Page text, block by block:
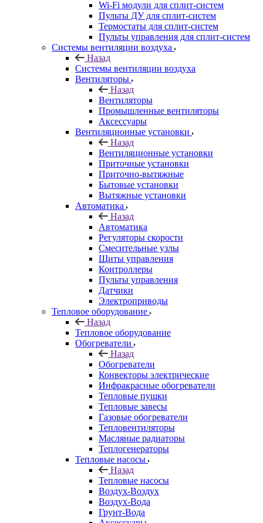
Wi-Fi модули для сплит-систем
Пульты ДУ для сплит-систем
Термостаты для сплит-систем
Пульты управления для сплит-систем
Системы вентиляции воздуха
Назад
Системы вентиляции воздуха
Вентиляторы
Назад
Вентиляторы
Промышленные вентиляторы
Аксессуары
Вентиляционные установки
Назад
Вентиляционные установки
Приточные установки
Приточно-вытяжные
Бытовые установки
Вытяжные установки
Автоматика
Назад
Автоматика
Регуляторы скорости
Смесительные узлы
Щиты управления
Контроллеры
Пульты управления
Датчики
Электроприводы
Тепловое оборудование
Назад
Тепловое оборудование
Обогреватели
Назад
Обогреватели
Конвекторы электрические
Инфракрасные обогреватели
Тепловые пушки
Тепловые завесы
Газовые обогреватели
Тепловентиляторы
Масляные радиаторы
Теплогенераторы
Тепловые насосы
Назад
Тепловые насосы
Воздух-Воздух
Воздух-Вода
Грунт-Вода